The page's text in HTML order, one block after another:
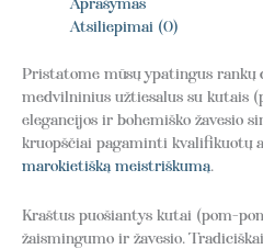
Atsiliepimai (0)
Pristatome mūsų ypatingus rankų
medvilninius užtiesalus su kutais
elegancijos ir bohemiško žavesio
kruopščiai pagaminti kvalifikuotų
marokietišką meistriškumą.
Kraštus puošiantys kutai (pom-
žaismingumo ir žavesio.